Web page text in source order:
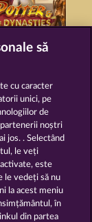
să
cu caracter
unici, pe
de
noștri
jos. . Selectând
le veți
este
le vedeți să nu
la acest meniu
în
din partea